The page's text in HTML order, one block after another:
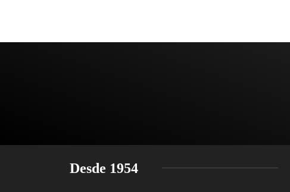
Desde 1954